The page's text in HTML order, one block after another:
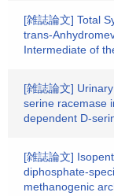
[雑誌論文] Total
trans-
Intermediate of
[雑誌論文]
serine racemase
dependent D-
[雑誌論文]
diphosphate-
methanogenic